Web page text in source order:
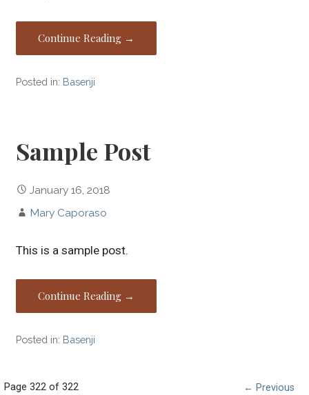
Continue Reading →
Posted in: Basenji
Sample Post
January 16, 2018
Mary Caporaso
This is a sample post.
Continue Reading →
Posted in: Basenji
Page 322 of 322 ← Previous